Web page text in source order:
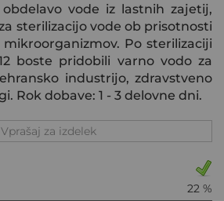
vode iz lastnih zajetij,
sterilizacijo vode ob prisotnosti
Po sterilizaciji
boste pridobili varno vodo za
industrijo, zdravstveno
Rok dobave: 1 - 3 delovne dni.
Vprašaj za izdelek
22 %